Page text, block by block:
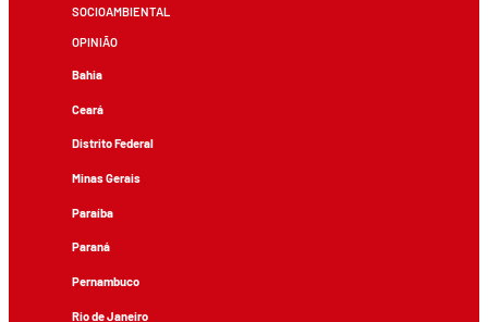
SOCIOAMBIENTAL
OPINIÃO
Bahia
Ceará
Distrito Federal
Minas Gerais
Paraíba
Paraná
Pernambuco
Rio de Janeiro